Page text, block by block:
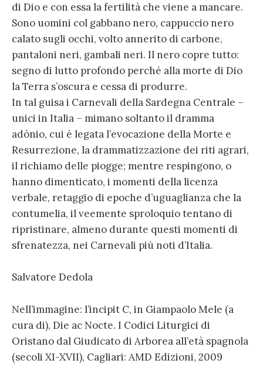
di Dio e con essa la fertilità che viene a mancare.
Sono uomini col gabbano nero, cappuccio nero
calato sugli occhi, volto annerito di carbone,
pantaloni neri, gambali neri. Il nero copre tutto:
segno di lutto profondo perché alla morte di Dio
la Terra s’oscura e cessa di produrre.
In tal guisa i Carnevali della Sardegna Centrale –
unici in Italia – mimano soltanto il dramma
adònio, cui è legata l’evocazione della Morte e
Resurrezione, la drammatizzazione dei riti agrari,
il richiamo delle piogge; mentre respingono, o
hanno dimenticato, i momenti della licenza
verbale, retaggio di epoche d’uguaglianza che la
contumelia, il veemente sproloquio tentano di
ripristinare, almeno durante questi momenti di
sfrenatezza, nei Carnevali più noti d’Italia.
Salvatore Dedola
Nell’immagine: l’incipit C, in Giampaolo Mele (a
cura di), Die ac Nocte. I Codici Liturgici di
Oristano dal Giudicato di Arborea all’età spagnola
(secoli XI-XVII), Cagliari: AMD Edizioni, 2009